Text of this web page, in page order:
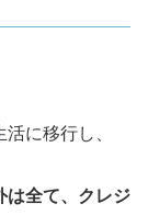
活に移行し、
は全て、クレジ